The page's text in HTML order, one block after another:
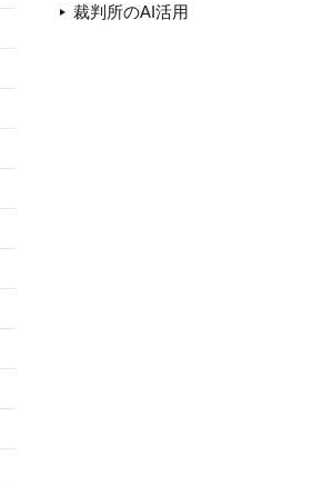
裁判所のAI活用